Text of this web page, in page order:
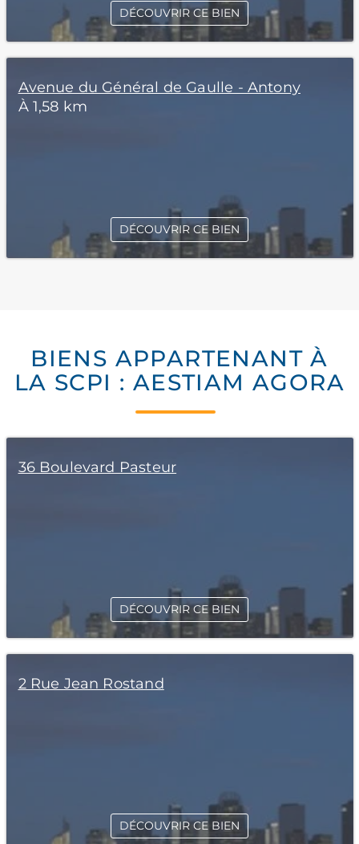
DÉCOUVRIR CE BIEN
Avenue du Général de Gaulle - Antony
À 1,58 km
DÉCOUVRIR CE BIEN
BIENS APPARTENANT À
LA SCPI : AESTIAM AGORA
36 Boulevard Pasteur
DÉCOUVRIR CE BIEN
2 Rue Jean Rostand
DÉCOUVRIR CE BIEN